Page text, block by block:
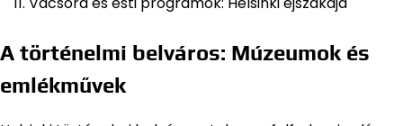
A történelmi belváros: Múzeumok és
emlékművek